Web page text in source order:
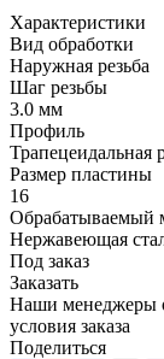
Характеристики
Вид обработки
Наружная резьба
Шаг резьбы
3.0 мм
Профиль
Трапецеидальная
Размер пластины
16
Обрабатываемый
Нержавеющая
Под заказ
Заказать
Наши менеджеры
условия заказа
Поделиться